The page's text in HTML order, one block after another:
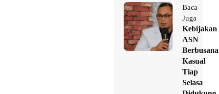
Baca
Juga
Kebijakan
ASN
Berbusana
Kasual
Tiap
Selasa